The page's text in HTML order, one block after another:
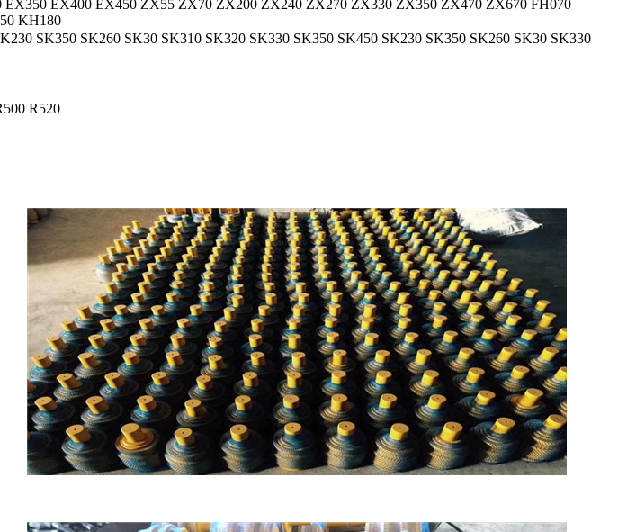
EX400 EX450 ZX55 ZX70 ZX200 ZX240 ZX270 ZX330 ZX350 ZX470 ZX670 FH070
KH180
SK350 SK260 SK30 SK310 SK320 SK330 SK350 SK450 SK230 SK350 SK260 SK30 SK330
R520